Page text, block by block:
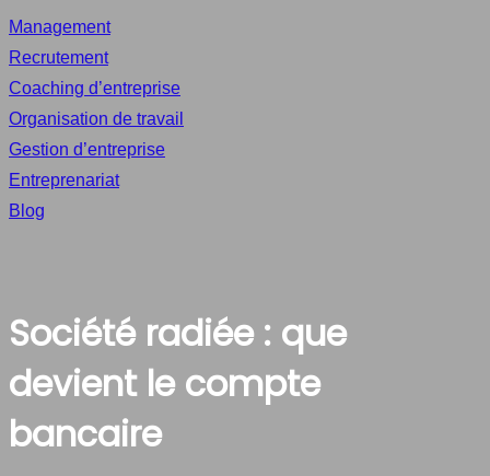
Management
Recrutement
Coaching d’entreprise
Organisation de travail
Gestion d’entreprise
Entreprenariat
Blog
Société radiée : que
devient le compte
bancaire